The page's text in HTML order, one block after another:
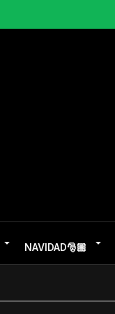
NAVIDAD🎅🏽